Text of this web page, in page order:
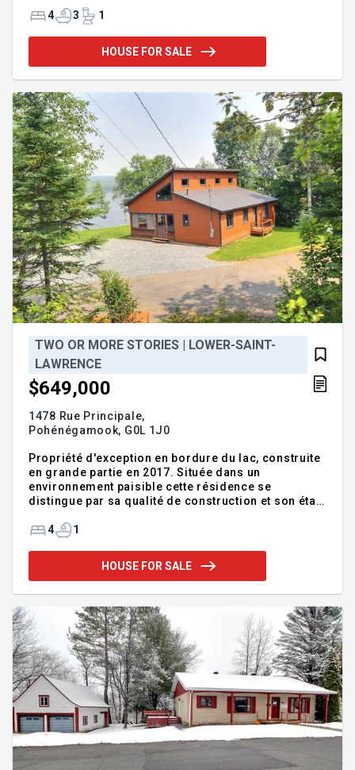
arrivée, vous serez séduit par l'aménagement
des moments de détente ou des activités nautiques.
Elle bénéficie d'une architecture propre à elle-
idéale pour ceux qui cherchent un cadre de vie
paisible tout
4 3 1
HOUSE FOR SALE
TWO OR MORE STORIES | LOWER-SAINT-
LAWRENCE
$649,000
1478 Rue Principale,
Pohénégamook, G0L 1J0
Propriété d'exception en bordure du lac, construite
en grande partie en 2017. Située dans un
environnement paisible cette résidence se
distingue par sa qualité de construction et son état
propose une vaste aire de vie avec un immense
cathédrale, créant une ambiance chaleureuse et
impressionnante. Elle comprend quatre chambres à
elle représente une excellente opportunité
d'investissement tout en vous permet
4 1
HOUSE FOR SALE